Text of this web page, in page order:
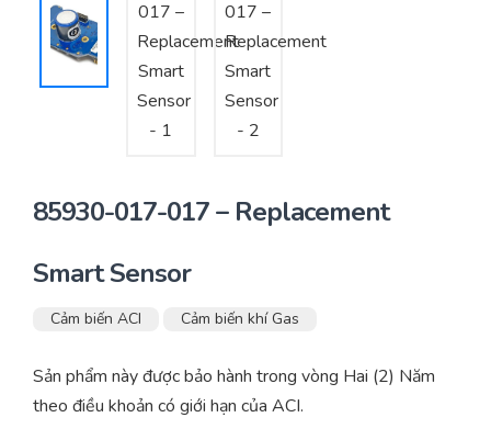
Thi công – Lắp đặt hệ thống HVAC
85930-017-017 – Replacement
Smart Sensor
Cảm biến ACI Cảm biến khí Gas
Sản phẩm này được bảo hành trong vòng Hai (2) Năm
theo điều khoản có giới hạn của ACI.